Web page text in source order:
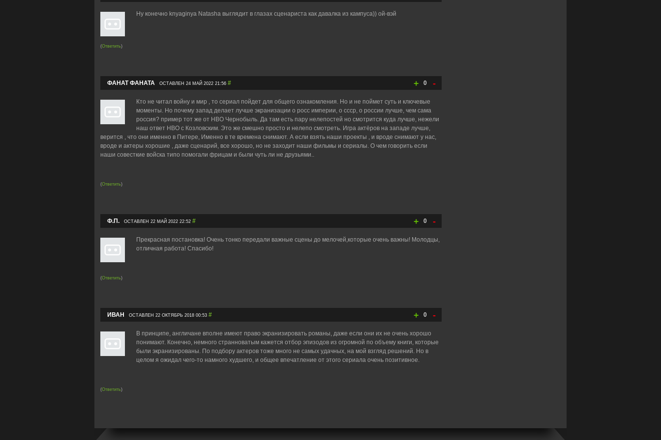
Ну конечно knyaginya Natasha выглядит в глазах сценариста как давалка из кампуса)) ой-вэй
(Ответить)
+ 0 -
ФАНАТ ФАНАТА ОСТАВЛЕН 24 МАЙ 2022 21:56 #
Кто не читал войну и мир , то сериал пойдет для общего ознакомления. Но и не поймет суть и ключевые
моменты. Но почему запад делает лучше экранизации о росс империи, о ссср, о россии лучше, чем сама
россия? пример тот же от HBO Чернобыль. Да там есть пару нелепостей но смотрится куда лучше, нежели
наш ответ HBO с Козловским. Это же смешно просто и нелепо смотреть. Игра актёров на западе лучше,
верится , что они именно в Питере, Именно в те времена снимают. А если взять наши проекты , и вроде снимают у нас,
вроде и актеры хорошие , даже сценарий, все хорошо, но не заходит наши фильмы и сериалы. О чем говорить если
наши совесткие войска типо помогали фрицам и были чуть ли не друзьями..
(Ответить)
+ 0 -
Ф.П. ОСТАВЛЕН 22 МАЙ 2022 22:52 #
Прекрасная постановка! Очень тонко передали важные сцены до мелочей,которые очень важны! Молодцы,
отличная работа! Спасибо!
(Ответить)
+ 0 -
ИВАН ОСТАВЛЕН 22 ОКТЯБРЬ 2018 00:53 #
В принципе, англичане вполне имеют право экранизировать романы, даже если они их не очень хорошо
понимают. Конечно, немного странноватым кажется отбор эпизодов из огромной по объему книги, которые
были экранизированы. По подбору актеров тоже много не самых удачных, на мой взгляд решений. Но в
целом я ожидал чего-то намного худшего, и общее впечатление от этого сериала очень позитивное.
(Ответить)